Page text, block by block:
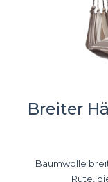
Breiter
Baumwolle
Rute,